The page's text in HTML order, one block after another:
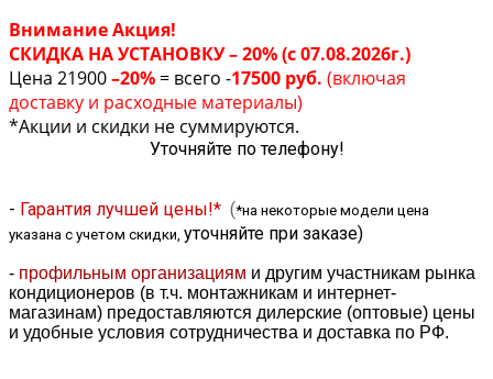
Внимание Акция!
СКИДКА НА УСТАНОВКУ – 20% (с 07.08.2026г.)
Цена 21900–20% = всего -17500 руб. (включая
доставку и расходные материалы)
*Акции и скидки не суммируются.
Уточняйте по телефону!
- Гарантия лучшей цены!* (*на некоторые модели цена
указана с учетом скидки, уточняйте при заказе)
- профильным организациям и другим участникам рынка
кондиционеров (в т.ч. монтажникам и интернет-
магазинам) предоставляются дилерские (оптовые) цены
и удобные условия сотрудничества и доставка по РФ.